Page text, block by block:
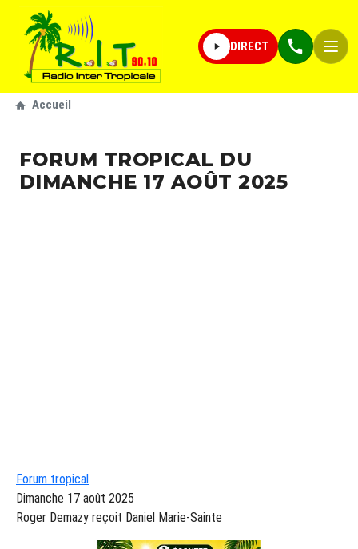
Aller au contenu principal
Navigation principale
DIRECT
Fil d'Ariane
Accueil
FORUM TROPICAL DU
DIMANCHE 17 AOÛT 2025
Forum tropical
Dimanche 17 août 2025
Roger Demazy reçoit Daniel Marie-Sainte